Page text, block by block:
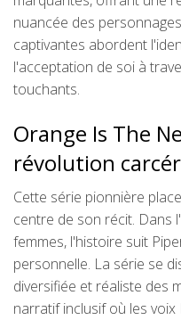
nuancée des
captivantes abordent
l'acceptation de soi à
touchants.
Orange Is The
révolution
Cette série pionnière
centre de son récit. Dans
femmes, l'histoire suit
personnelle. La série se
diversifiée et réaliste des
narratif inclusif où les